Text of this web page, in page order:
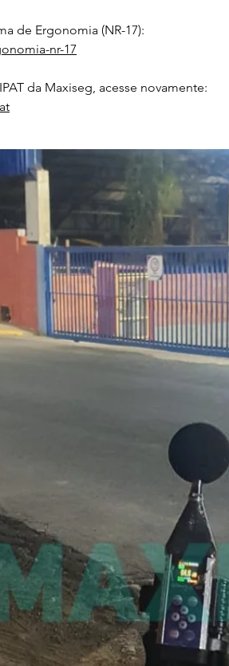
de Ergonomia (NR-17):
nr-17
da Maxiseg, acesse novamente: